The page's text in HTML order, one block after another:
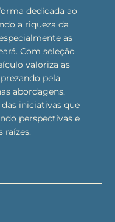
dedicada ao
a riqueza da
as
Com seleção
valoriza as
pela
abordagens.
iniciativas que
perspectivas e
raízes.